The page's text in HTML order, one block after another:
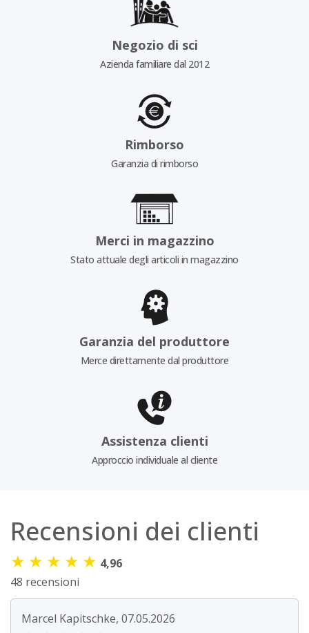
Negozio di sci
Azienda familiare dal 2012
Rimborso
Garanzia di rimborso
Merci in magazzino
Stato attuale degli articoli in magazzino
Garanzia del produttore
Merce direttamente dal produttore
Assistenza clienti
Approccio individuale al cliente
Recensioni dei clienti
★ ★ ★ ★ ★ 4,96
48 recensioni
Marcel Kapitschke, 07.05.2026